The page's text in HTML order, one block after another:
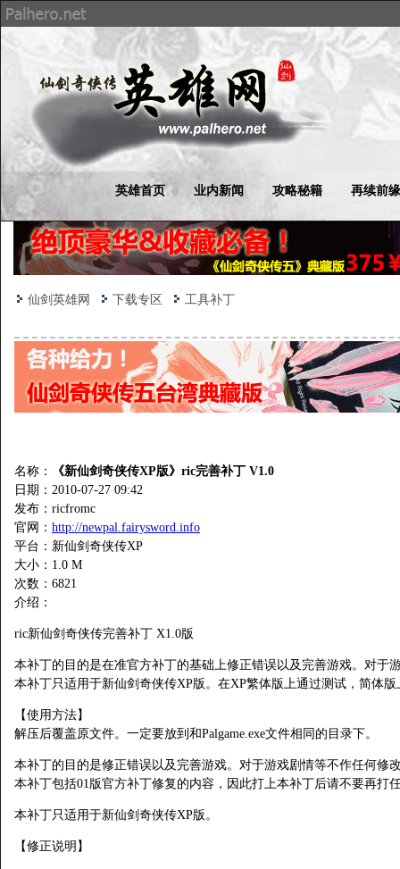
英雄首页 业内新闻 攻略秘籍 再续前缘
仙剑英雄网 下载专区 工具补丁
名称：
《新仙剑奇侠传XP版》ric完善补丁 V1.0
日期：2010-07-27 09:42
发布：ricfromc
官网： http://newpal.fairysword.info
平台：新仙剑奇侠传XP
大小：1.0 M
次数： 6821
介绍：
ric新仙剑奇侠传完善补丁 X1.0版
本补丁的目的是在准官方补丁的基础上修正错误以及完善游戏。对于
本补丁只适用于新仙剑奇侠传XP版。在XP繁体版上通过测试，简体
【使用方法】
解压后覆盖原文件。一定要放到和Palgame.exe文件相同的目录下。
本补丁的目的是修正错误以及完善游戏。对于游戏剧情等不作任何修
本补丁包括01版官方补丁修复的内容，因此打上本补丁后请不要再打
本补丁只适用于新仙剑奇侠传XP版。
【修正说明】